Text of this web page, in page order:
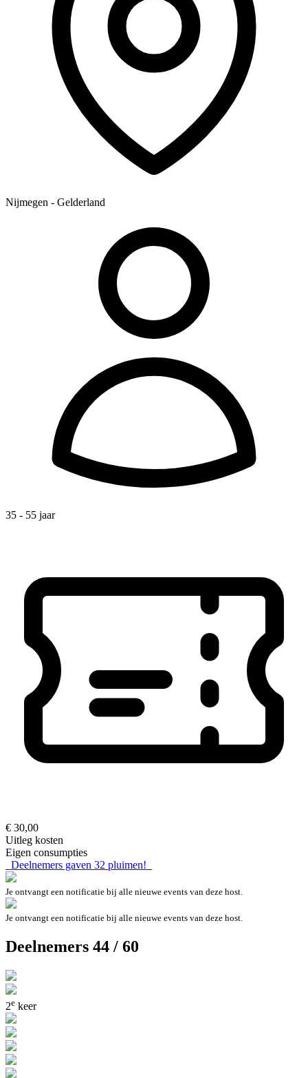
Nijmegen - Gelderland
35 - 55 jaar
€ 30,00
Uitleg kosten
Eigen consumpties
Deelnemers gaven 32 pluimen!
Je ontvangt een notificatie bij alle nieuwe events van deze host.
Je ontvangt een notificatie bij alle nieuwe events van deze host.
Deelnemers 44 / 60
2e keer